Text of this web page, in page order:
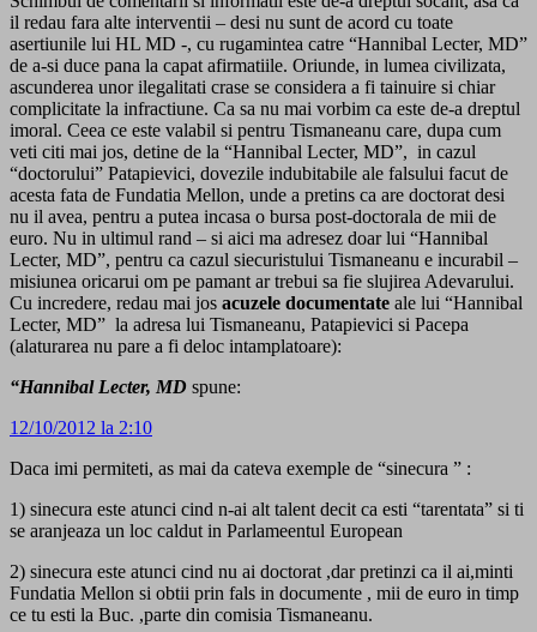
il redau fara alte interventii – desi nu sunt de acord cu toate
asertiunile lui HL MD -, cu rugamintea catre “Hannibal Lecter, MD”
de a-si duce pana la capat afirmatiile. Oriunde, in lumea civilizata,
ascunderea unor ilegalitati crase se considera a fi tainuire si chiar
complicitate la infractiune. Ca sa nu mai vorbim ca este de-a dreptul
imoral. Ceea ce este valabil si pentru Tismaneanu care, dupa cum
veti citi mai jos, detine de la “Hannibal Lecter, MD”, in cazul
“doctorului” Patapievici, dovezile indubitabile ale falsului facut de
acesta fata de Fundatia Mellon, unde a pretins ca are doctorat desi
nu il avea, pentru a putea incasa o bursa post-doctorala de mii de
euro. Nu in ultimul rand – si aici ma adresez doar lui “Hannibal
Lecter, MD”, pentru ca cazul siecuristului Tismaneanu e incurabil –
misiunea oricarui om pe pamant ar trebui sa fie slujirea Adevarului.
Cu incredere, redau mai jos acuzele documentate ale lui “Hannibal
Lecter, MD” la adresa lui Tismaneanu, Patapievici si Pacepa
(alaturarea nu pare a fi deloc intamplatoare):
“Hannibal Lecter, MD spune:
12/10/2012 la 2:10
Daca imi permiteti, as mai da cateva exemple de “sinecura ” :
1) sinecura este atunci cind n-ai alt talent decit ca esti “tarentata” si ti
se aranjeaza un loc caldut in Parlameentul European
2) sinecura este atunci cind nu ai doctorat ,dar pretinzi ca il ai,minti
Fundatia Mellon si obtii prin fals in documente , mii de euro in timp
ce tu esti la Buc. ,parte din comisia Tismaneanu.